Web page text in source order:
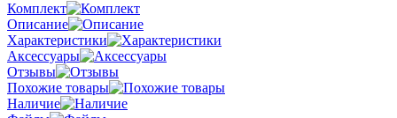
Комплект
Описание
Характеристики
Аксессуары
Отзывы
Похожие товары
Наличие